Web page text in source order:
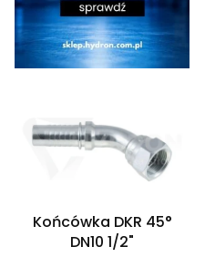
Końcówka DKR 45°
DN10 1/2"